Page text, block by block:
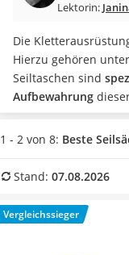
E-Bike-Dreirad
Trekkingschuhe Herren
Reisetasche mit Rollen
Klimmzugstation
Koffer
Nachtsichtgerät
Handgepäck-Koffer
Wanderschuhe Herren
Sicherheitsweste Reiten
Lektorin:
Die
Hierzu gehören
Seiltaschen sind
Aufbewahrung
Verschmutzungen
von Seilsäcken
aufbewahren. In
wasserabweisenden
zu schützen.
1 - 2 von 8: Beste
Stand: 07.08.2026
Vergleichssieger